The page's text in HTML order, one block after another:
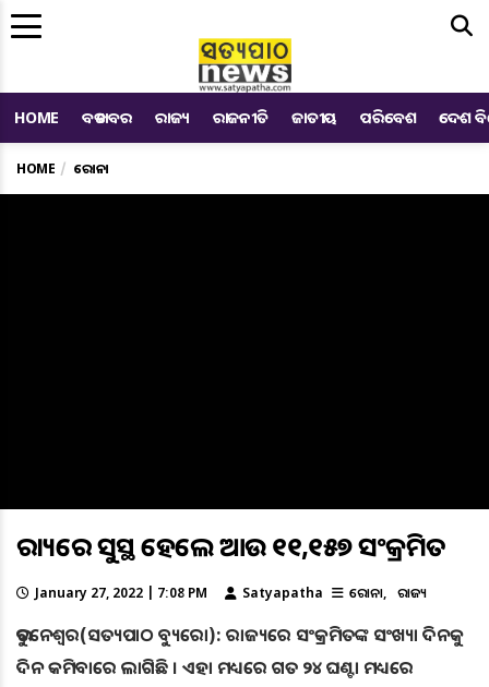
HOME ବଡ ଖବର ରାଜ୍ୟ ରାଜନୀତି ଜାତୀୟ ପରିବେଶ ଦେଶ
HOME କରୋନା
ରାଜ୍ୟରେ ସୁସ୍ଥ ହେଲେ ଆଉ ୧୧,୧୫୭ ସଂକ୍ରମିତ
January 27, 2022 | 7:08 PM Satyapatha କରୋନା ରାଜ୍ୟ
ଭୁବନେଶ୍ୱର(ସତ୍ୟପାଠ ବ୍ୟୁରୋ): ରାଜ୍ୟରେ ସଂକ୍ରମିତଙ୍କ ସଂଖ୍ୟା ଦିନକୁ
ଦିନ କମିବାରେ ଲାଗିଛି । ଏହା ମଧ୍ୟରେ ଗତ ୨୪ ଘଣ୍ଟା ମଧ୍ୟରେ